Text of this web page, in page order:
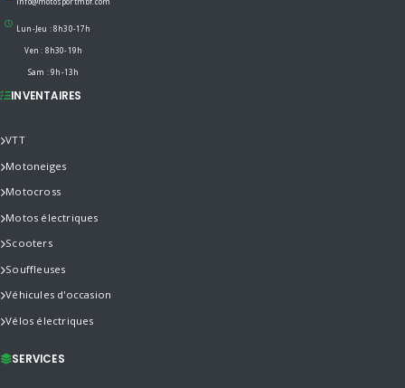
Lun-Jeu : 8h30-17h
Ven : 8h30-19h
Sam : 9h-13h
INVENTAIRES
VTT
Motoneiges
Motocross
Motos électriques
Scooters
Souffleuses
Véhicules d'occasion
Vélos électriques
SERVICES